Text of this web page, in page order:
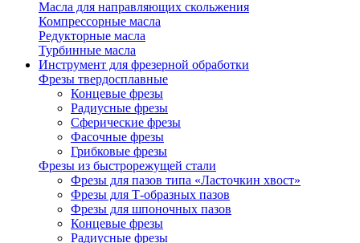
Масла для направляющих скольжения
Компрессорные масла
Редукторные масла
Турбинные масла
Инструмент для фрезерной обработки
Фрезы твердосплавные
Концевые фрезы
Радиусные фрезы
Сферические фрезы
Фасочные фрезы
Грибковые фрезы
Фрезы из быстрорежущей стали
Фрезы для пазов типа «Ласточкин хвост»
Фрезы для Т-образных пазов
Фрезы для шпоночных пазов
Концевые фрезы
Радиусные фрезы